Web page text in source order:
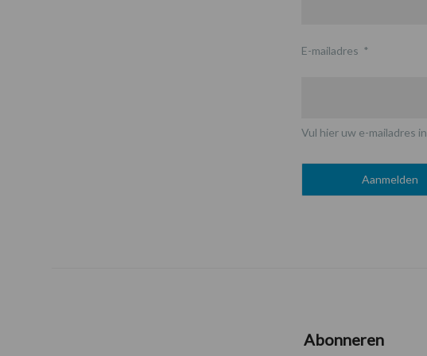
E-mailadres *
Vul hier uw e-mailadres in
Abonneren